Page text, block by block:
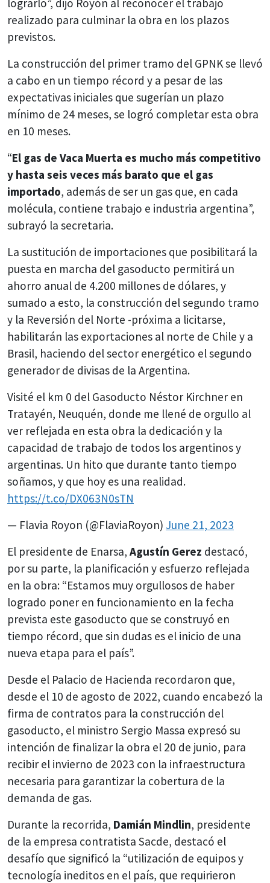
realizado para culminar la obra en los plazos
previstos.
La construcción del primer tramo del GPNK se llevó
a cabo en un tiempo récord y a pesar de las
expectativas iniciales que sugerían un plazo
mínimo de 24 meses, se logró completar esta obra
en 10 meses.
“El gas de Vaca Muerta es mucho más competitivo
y hasta seis veces más barato que el gas
importado, además de ser un gas que, en cada
molécula, contiene trabajo e industria argentina”,
subrayó la secretaria.
La sustitución de importaciones que posibilitará la
puesta en marcha del gasoducto permitirá un
ahorro anual de 4.200 millones de dólares, y
sumado a esto, la construcción del segundo tramo
y la Reversión del Norte -próxima a licitarse,
habilitarán las exportaciones al norte de Chile y a
Brasil, haciendo del sector energético el segundo
generador de divisas de la Argentina.
Visité el km 0 del Gasoducto Néstor Kirchner en
Tratayén, Neuquén, donde me llené de orgullo al
ver reflejada en esta obra la dedicación y la
capacidad de trabajo de todos los argentinos y
argentinas. Un hito que durante tanto tiempo
soñamos, y que hoy es una realidad.
https://t.co/DX063N0sTN
— Flavia Royon (@FlaviaRoyon) June 21, 2023
El presidente de Enarsa, Agustín Gerez destacó,
por su parte, la planificación y esfuerzo reflejada
en la obra: “Estamos muy orgullosos de haber
logrado poner en funcionamiento en la fecha
prevista este gasoducto que se construyó en
tiempo récord, que sin dudas es el inicio de una
nueva etapa para el país”.
Desde el Palacio de Hacienda recordaron que,
desde el 10 de agosto de 2022, cuando encabezó la
firma de contratos para la construcción del
gasoducto, el ministro Sergio Massa expresó su
intención de finalizar la obra el 20 de junio, para
recibir el invierno de 2023 con la infraestructura
necesaria para garantizar la cobertura de la
demanda de gas.
Durante la recorrida, Damián Mindlin, presidente
de la empresa contratista Sacde, destacó el
desafío que significó la “utilización de equipos y
tecnología ineditos en el país, que requirieron